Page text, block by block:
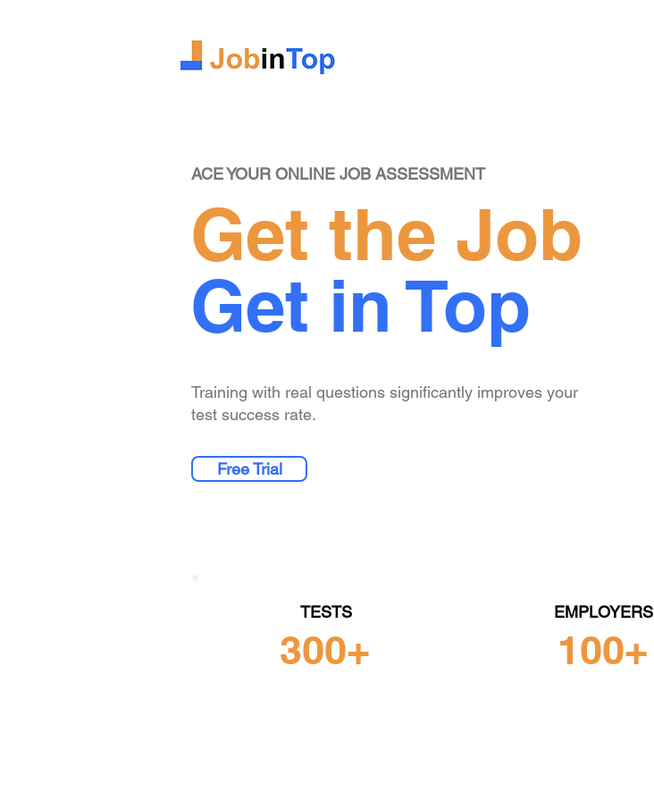
ACE YOUR ONLINE JOB ASSESSMENT
Get the Job
Get in Top
Training with real questions significantly improves your
test success rate.
Free Trial
TESTS
300+
EMPLOYERS
100+